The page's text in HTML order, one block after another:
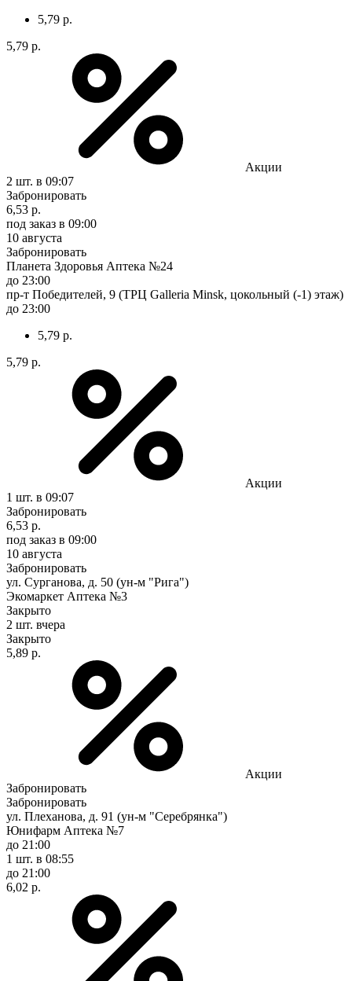
5,79 р.
5,79 р.
Акции
2 шт. в 09:07
Забронировать
6,53 р.
под заказ в 09:00
10 августа
Забронировать
Планета Здоровья Аптека №24
до 23:00
пр-т Победителей, 9 (ТРЦ Galleria Minsk, цокольный (-1) этаж)
до 23:00
5,79 р.
5,79 р.
Акции
1 шт. в 09:07
Забронировать
6,53 р.
под заказ в 09:00
10 августа
Забронировать
ул. Сурганова, д. 50 (ун-м "Рига")
Экомаркет Аптека №3
Закрыто
2 шт. вчера
Закрыто
5,89 р.
Акции
Забронировать
Забронировать
ул. Плеханова, д. 91 (ун-м "Серебрянка")
Юнифарм Аптека №7
до 21:00
1 шт. в 08:55
до 21:00
6,02 р.